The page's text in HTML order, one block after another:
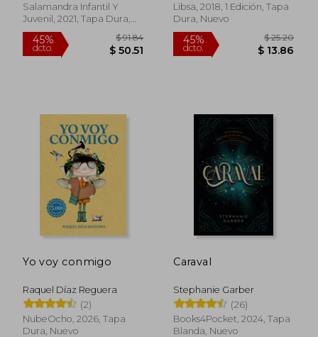
Salamandra Infantil Y
Juvenil, 2021, Tapa Dura,
Nuevo
45%
Libsa, 2018, 1 Edición, Tapa
Dura, Nuevo
45%
Yo voy conmigo
Raquel Díaz Reguera
(2)
NubeOcho, 2026, Tapa
Dura, Nuevo
Caraval
Stephanie Garber
(26)
Books4Pocket, 2024, Tapa
Blanda, Nuevo